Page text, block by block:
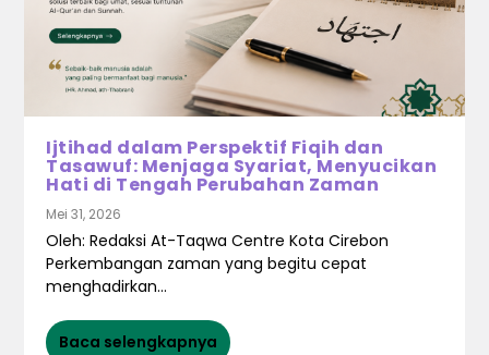
Ijtihad dalam Perspektif Fiqih dan
Tasawuf: Menjaga Syariat, Menyucikan
Hati di Tengah Perubahan Zaman
Mei 31, 2026
Oleh: Redaksi At-Taqwa Centre Kota Cirebon
Perkembangan zaman yang begitu cepat
menghadirkan...
Baca selengkapnya